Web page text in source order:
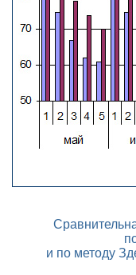
и по методу